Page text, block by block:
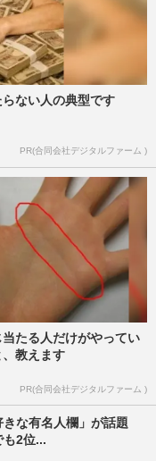
ない人の典型です
PR(合同会社デジタルファーム )
たる人だけがやってい
、教えます
PR(合同会社デジタルファーム )
きな有名人欄」が話題
2位...